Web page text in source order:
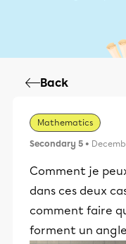
Back
Mathematics
Secondary 5 •
Comment je
dans ces deux
comment faire
forment un